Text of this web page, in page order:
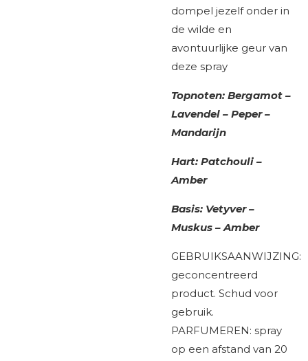
dompel jezelf onder in
de wilde en
avontuurlijke geur van
deze spray
Topnoten: Bergamot –
Lavendel – Peper –
Mandarijn
Hart: Patchouli –
Amber
Basis: Vetyver –
Muskus – Amber
GEBRUIKSAANWIJZING:
geconcentreerd
product. Schud voor
gebruik.
PARFUMEREN: spray
op een afstand van 20